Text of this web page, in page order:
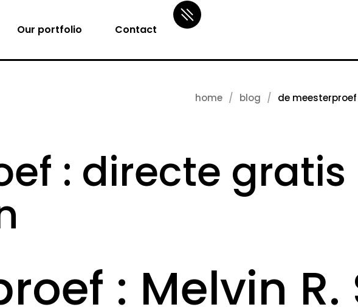
Our portfolio Contact
home blog de
: directe gratis
: Melvin R.